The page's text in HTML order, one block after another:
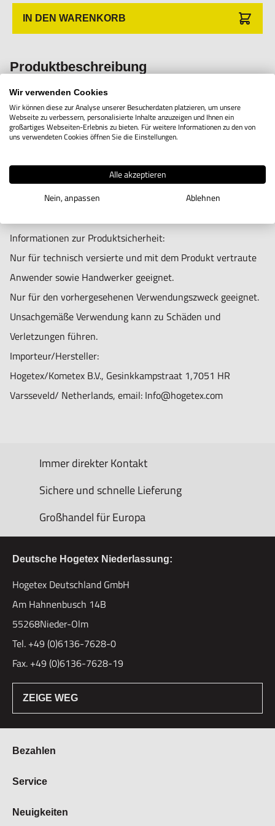
IN DEN WARENKORB
Produktbeschreibung
RCMT 060204 Wendeplatten für Halter 4V02.1.21 bis
4V02.1.25
Informationen zur Produktsicherheit:
Nur für technisch versierte und mit dem Produkt vertraute
Anwender sowie Handwerker geeignet.
Nur für den vorhergesehenen Verwendungszweck geeignet.
Unsachgemäße Verwendung kann zu Schäden und
Verletzungen führen.
Importeur/Hersteller:
Hogetex/Kometex B.V., Gesinkkampstraat 1,7051 HR
Varsseveld/ Netherlands, email: Info@hogetex.com
Immer direkter Kontakt
Sichere und schnelle Lieferung
Großhandel für Europa
Deutsche Hogetex Niederlassung:
Hogetex Deutschland GmbH
Am Hahnenbusch 14B
55268Nieder-Olm
Tel. +49 (0)6136-7628-0
Fax. +49 (0)6136-7628-19
ZEIGE WEG
Bezahlen
Bestellung & Zahlung
Vertrag widerrufen
Service
Über Hogetex
Neuigkeiten
Wir verwenden Cookies
Wir können diese zur Analyse unserer Besucherdaten platzieren, um unsere
Webseite zu verbessern, personalisierte Inhalte anzuzeigen und Ihnen ein
großartiges Webseiten-Erlebnis zu bieten. Für weitere Informationen zu den von
uns verwendeten Cookies öffnen Sie die Einstellungen.
Alle akzeptieren
Nein, anpassen
Ablehnen